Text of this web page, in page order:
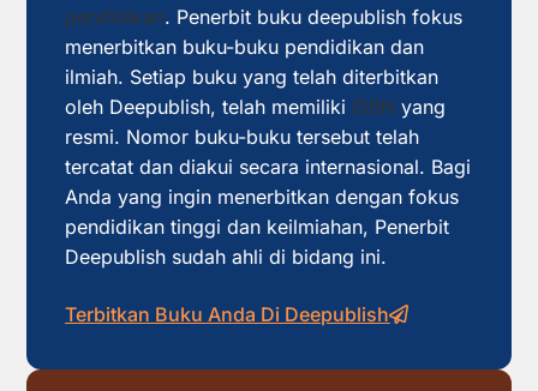
pendidikan. Penerbit buku deepublish fokus
menerbitkan buku-buku pendidikan dan
ilmiah. Setiap buku yang telah diterbitkan
oleh Deepublish, telah memiliki ISBN yang
resmi. Nomor buku-buku tersebut telah
tercatat dan diakui secara internasional. Bagi
Anda yang ingin menerbitkan dengan fokus
pendidikan tinggi dan keilmiahan, Penerbit
Deepublish sudah ahli di bidang ini.
Terbitkan Buku Anda Di Deepublish